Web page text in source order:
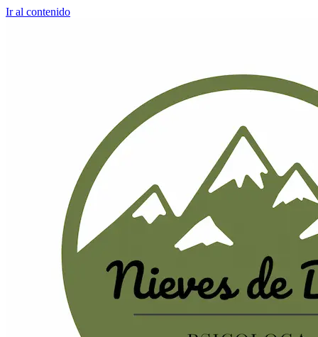
Ir al contenido